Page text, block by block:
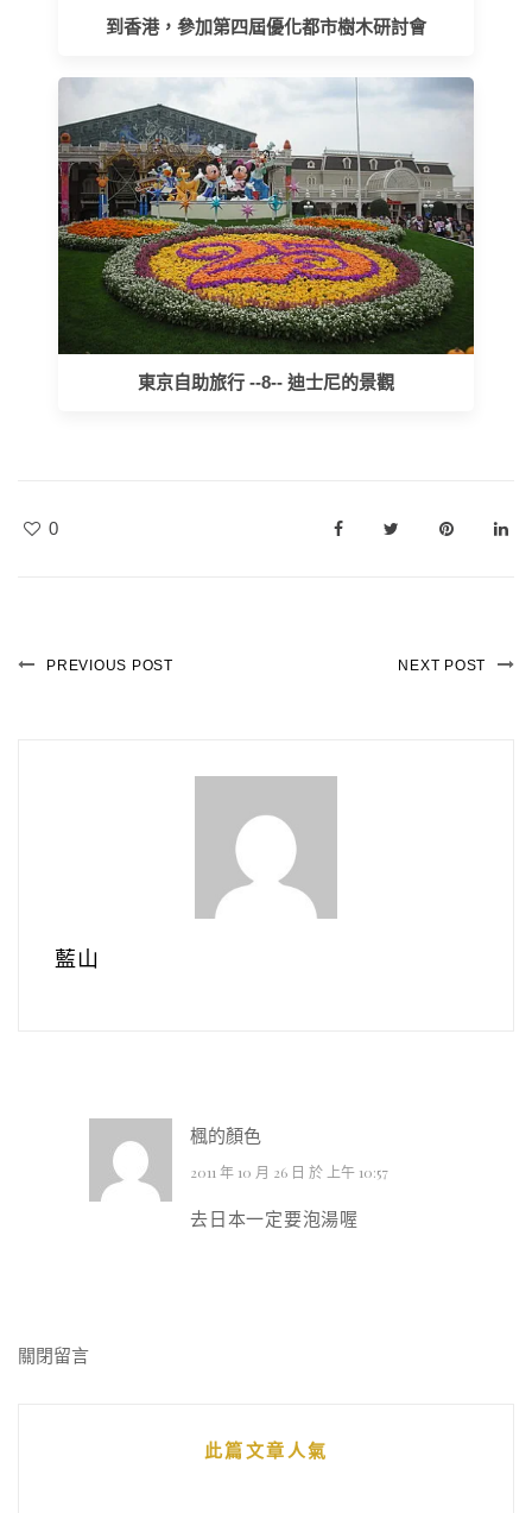
到香港，參加第四屆優化都市樹木研討會
東京自助旅行 --8-- 迪士尼的景觀
0
PREVIOUS POST NEXT POST
藍山
楓的顏色
2011 年 10 月 26 日 於 上午 10:57
去日本一定要泡湯喔
關閉留言
此篇文章人氣